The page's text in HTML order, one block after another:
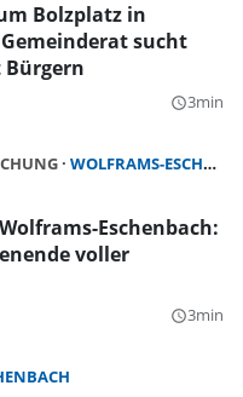
Bolzplatz in
sucht
Bürgern
query_builder3min
WOLFRAMS-ESCHENBACH
Eschenbach:
voller
query_builder3min